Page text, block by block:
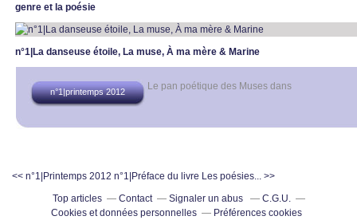
genre et la poésie
n°1|La danseuse étoile, La muse, À ma mère & Marine
Le pan poétique des Muses dans
n°1|printemps 2012
<< n°1|Printemps 2012 n°1|Préface du livre Les poésies... >>
Top articles
Contact Signaler un abus
C.G.U.
Cookies et données personnelles
Préférences cookies